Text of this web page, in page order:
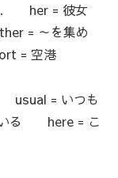
… her = 彼女
= ～を集め
= 空港
= いつも
る here = こ